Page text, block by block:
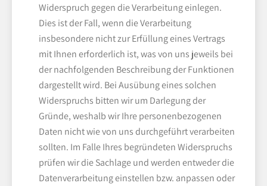
Widerspruch gegen die Verarbeitung einlegen.
Dies ist der Fall, wenn die Verarbeitung
insbesondere nicht zur Erfüllung eines Vertrags
mit Ihnen erforderlich ist, was von uns jeweils bei
der nachfolgenden Beschreibung der Funktionen
dargestellt wird. Bei Ausübung eines solchen
Widerspruchs bitten wir um Darlegung der
Gründe, weshalb wir Ihre personenbezogenen
Daten nicht wie von uns durchgeführt verarbeiten
sollten. Im Falle Ihres begründeten Widerspruchs
prüfen wir die Sachlage und werden entweder die
Datenverarbeitung einstellen bzw. anpassen oder